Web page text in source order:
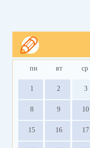
пн вт ср
1 2 3
8 9 10
15 16 17